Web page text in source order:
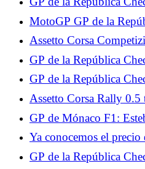
clasificación de los test,
Jorge Martín también
MotoGP GP de la
de los Libres 2, Raúl
Quartararo cerca del
Assetto Corsa
GTWC 2025 para PS5
GP de la República
salida, Ai Ogura
en 15º lugar
GP de la República
de Ai Ogura tras su
Assetto Corsa Rally
Grecia y servidores
GP de Mónaco F1:
por la clasificación este
Ya conocemos el
DisplayDash.
GP de la República